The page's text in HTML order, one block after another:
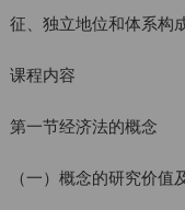
征、独立地位和体系构成
课程内容
第一节经济法的概念
（一）概念的研究价值